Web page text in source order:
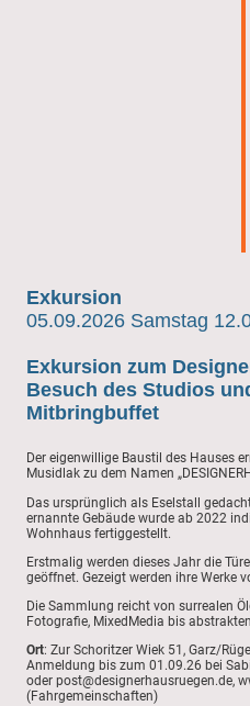
Exkursion
05.09.2026 Samstag
Exkursion zum
Besuch des Studios
Mitbringbuffet
Der eigenwillige Baustil des Hauses
Musidlak zu dem Namen
Das ursprünglich als Eselstall
ernannte Gebäude wurde ab 2022
Wohnhaus fertiggestellt.
Erstmalig werden dieses Jahr die
geöffnet. Gezeigt werden ihre Werke
Die Sammlung reicht von surrealen
Fotografie, MixedMedia bis
Ort: Zur Schoritzer Wiek 51, Garz/
Anmeldung bis zum 01.09.26 bei
oder post@designerhausruegen.de,
(Fahrgemeinschaften)